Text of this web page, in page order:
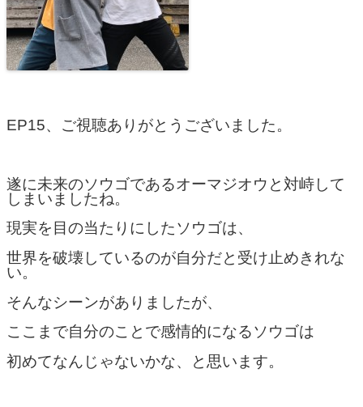
EP15、ご視聴ありがとうございました。
遂に未来のソウゴであるオーマジオウと対峙して
しまいましたね。
現実を目の当たりにしたソウゴは、
世界を破壊しているのが自分だと受け止めきれな
い。
そんなシーンがありましたが、
ここまで自分のことで感情的になるソウゴは
初めてなんじゃないかな、と思います。